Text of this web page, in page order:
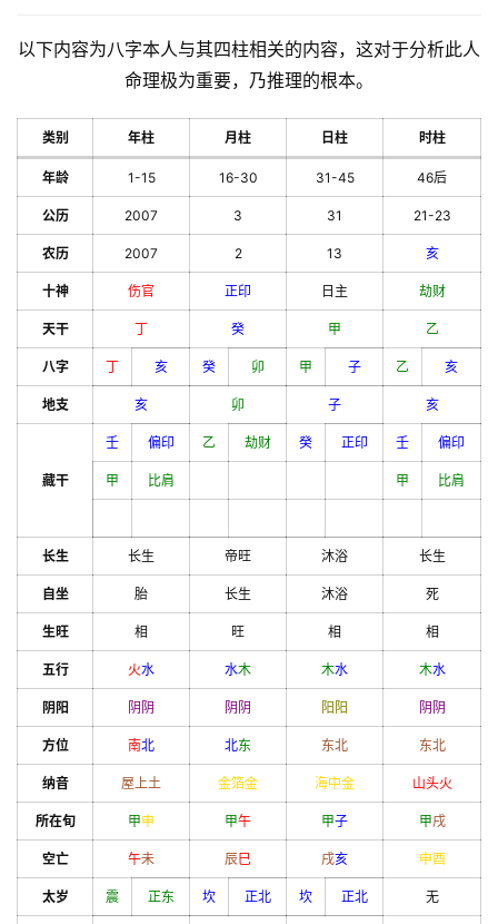
以下内容为八字本人与其四柱相关的内容，这对于分析此人
命理极为重要，乃推理的根本。
类别 年柱 月柱 日柱 时柱
年龄 1-15 16-30 31-45 46后
公历 2007 3 31 21-23
农历 2007 2 13 亥
十神 伤官 正印 日主 劫财
天干 丁 癸 甲 乙
八字 丁 亥 癸 卯 甲 子 乙 亥
地支 亥 卯 子 亥
藏干
壬 偏印 乙 劫财 癸 正印 壬 偏印
甲 比肩 甲 比肩
长生 长生 帝旺 沐浴 长生
自坐 胎 长生 沐浴 死
生旺 相 旺 相 相
五行 火水 水木 木水 木水
阴阳 阴 阴 阴 阴 阳 阳 阴 阴
方位 南北 北东 东北 东北
纳音 屋上土 金箔金 海中金 山头火
所在旬 甲申 甲午 甲子 甲戌
空亡 午未 辰巳 戌亥 申酉
太岁 震 正东 坎 正北 坎 正北 无